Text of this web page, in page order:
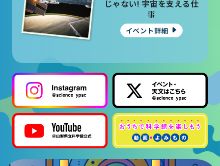
じゃない! 宇宙を支える仕
事
イベント詳細